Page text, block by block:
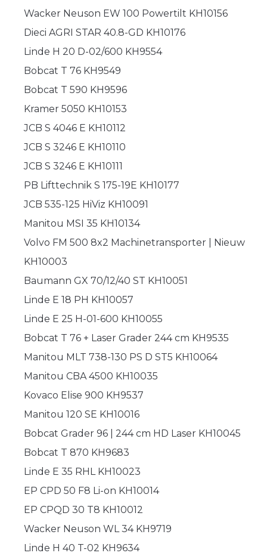
Wacker Neuson EW 100 Powertilt KH10156
Dieci AGRI STAR 40.8-GD KH10176
Linde H 20 D-02/600 KH9554
Bobcat T 76 KH9549
Bobcat T 590 KH9596
Kramer 5050 KH10153
JCB S 4046 E KH10112
JCB S 3246 E KH10110
JCB S 3246 E KH10111
PB Lifttechnik S 175-19E KH10177
JCB 535-125 HiViz KH10091
Manitou MSI 35 KH10134
Volvo FM 500 8x2 Machinetransporter | Nieuw
KH10003
Baumann GX 70/12/40 ST KH10051
Linde E 18 PH KH10057
Linde E 25 H-01-600 KH10055
Bobcat T 76 + Laser Grader 244 cm KH9535
Manitou MLT 738-130 PS D ST5 KH10064
Manitou CBA 4500 KH10035
Kovaco Elise 900 KH9537
Manitou 120 SE KH10016
Bobcat Grader 96 | 244 cm HD Laser KH10045
Bobcat T 870 KH9683
Linde E 35 RHL KH10023
EP CPD 50 F8 Li-on KH10014
EP CPQD 30 T8 KH10012
Wacker Neuson WL 34 KH9719
Linde H 40 T-02 KH9634